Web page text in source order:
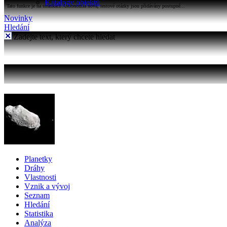
Katalogy objektů
Tato funkce je na stránkách Astronomia nová, testové otázky jsou přidávány postupně...
Novinky
Hledání
Zadejte text, který chcete hledat
Planetky
Dráhy
Vlastnosti
Vznik a vývoj
Seznam
Hledání
Statistika
Analýza